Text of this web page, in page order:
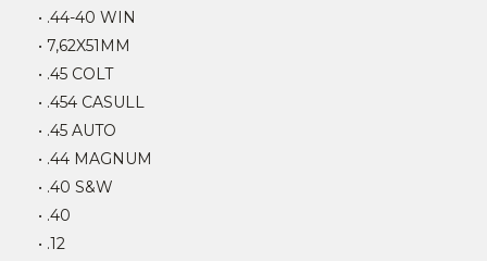
• .44-40 WIN
• 7,62X51MM
• .45 COLT
• .454 CASULL
• .45 AUTO
• .44 MAGNUM
• .40 S&W
• .40
• .12